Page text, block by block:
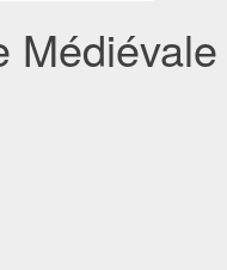
Médiévale